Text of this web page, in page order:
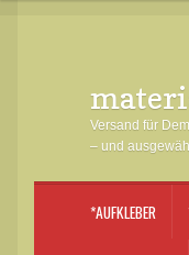
Navigation
springen
Inhalt
springen
Versand für
– und
*AUFKLEBER